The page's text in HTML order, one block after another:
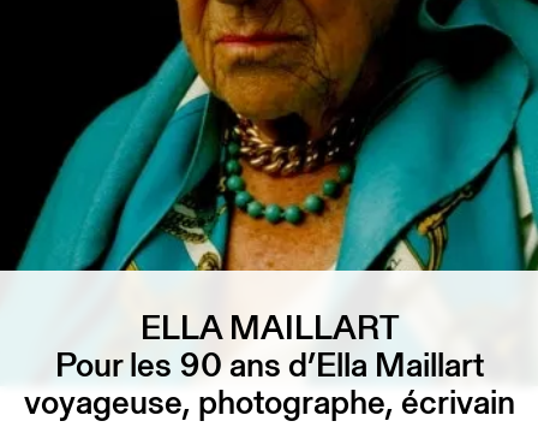
ELLA MAILLART
Pour les 90 ans d’Ella Maillart
voyageuse, photographe, écrivain